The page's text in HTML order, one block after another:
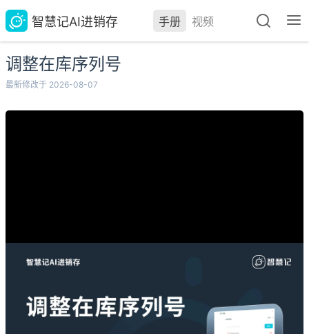
智慧记AI进销存 手册 视频
调整在库序列号
最新修改于 2026-08-07